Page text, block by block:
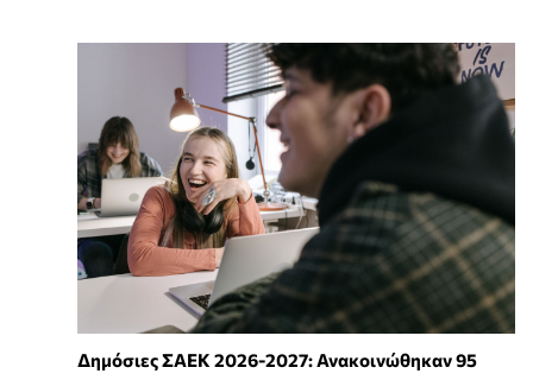
Δημόσιες ΣΑΕΚ 2026-2027: Ανακοινώθηκαν 95